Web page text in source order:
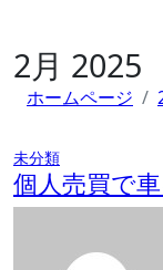
2月 2025
ホームページ
未分類
個人売買で